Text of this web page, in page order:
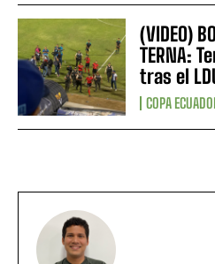
(VIDEO)
TERNA:
tras el
COPA